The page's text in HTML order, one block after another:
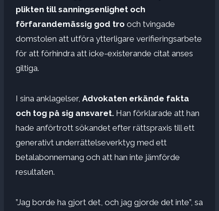
plikten till sanningsenlighet och
förfarandemässig god tro och tvingade
domstolen att utföra ytterligare verifieringsarbete
för att förhindra att icke-existerande citat anses
giltiga.
I sina anklagelser, Advokaten erkände fakta
och tog på sig ansvaret. Han förklarade att han
hade anförtrott sökandet efter rättspraxis till ett
generativt underrättelseverktyg med ett
betalabonnemang och att han inte jämförde
resultaten.
”Jag borde ha gjort det, och jag gjorde det inte”, sa